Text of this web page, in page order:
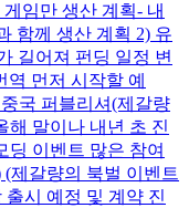
임만 생산 계획- 내
함께 생산 계획 2) 유
길어져 펀딩 일정 변
먼저 시작할 예
국 퍼블리셔(제갈량
해 말이나 내년 초 진
딩 이벤트 많은 참여
제갈량의 북벌 이벤트
시 예정 및 계약 진